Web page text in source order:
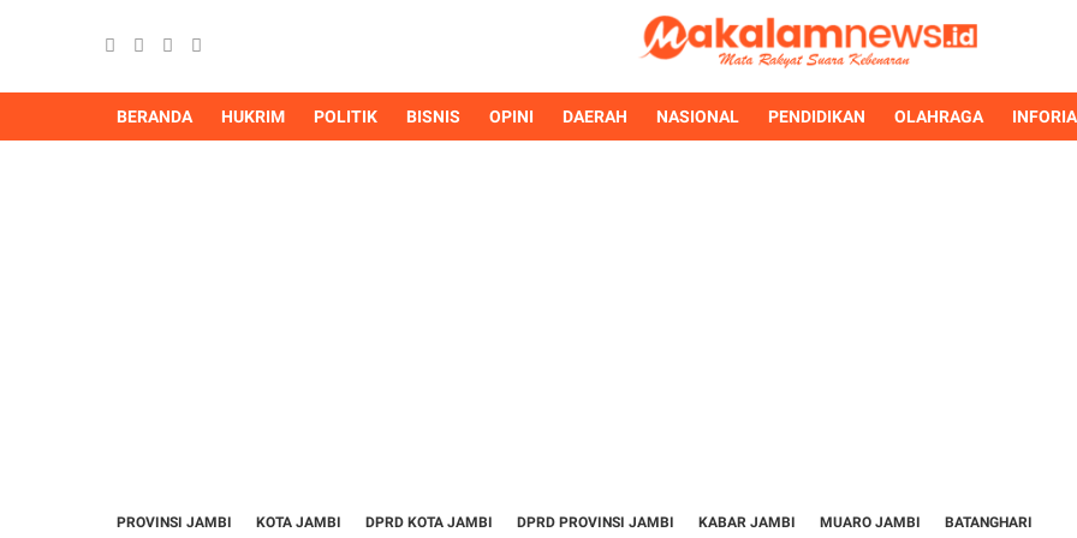
BERANDA HUKRIM POLITIK BISNIS OPINI DAERAH NASIONAL PENDIDIKAN OLAHRAGA
PROVINSI JAMBI KOTA JAMBI DPRD KOTA JAMBI DPRD PROVINSI JAMBI KABAR JAMBI MUARO JAMBI BATANGHARI